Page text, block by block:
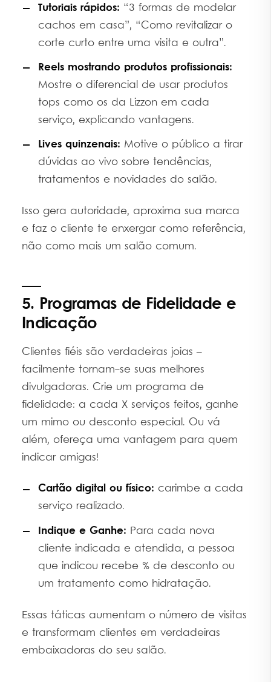
Tutoriais rápidos: “3 formas de modelar
cachos em casa”, “Como revitalizar o
corte curto entre uma visita e outra”.
Reels mostrando produtos profissionais:
Mostre o diferencial de usar produtos
tops como os da Lizzon em cada
serviço, explicando vantagens.
Lives quinzenais: Motive o público a tirar
dúvidas ao vivo sobre tendências,
tratamentos e novidades do salão.
Isso gera autoridade, aproxima sua marca
e faz o cliente te enxergar como referência,
não como mais um salão comum.
5. Programas de Fidelidade e
Indicação
Clientes fiéis são verdadeiras joias –
facilmente tornam-se suas melhores
divulgadoras. Crie um programa de
fidelidade: a cada X serviços feitos, ganhe
um mimo ou desconto especial. Ou vá
além, ofereça uma vantagem para quem
indicar amigas!
Cartão digital ou físico: carimbe a cada
serviço realizado.
Indique e Ganhe: Para cada nova
cliente indicada e atendida, a pessoa
que indicou recebe % de desconto ou
um tratamento como hidratação.
Essas táticas aumentam o número de visitas
e transformam clientes em verdadeiras
embaixadoras do seu salão.